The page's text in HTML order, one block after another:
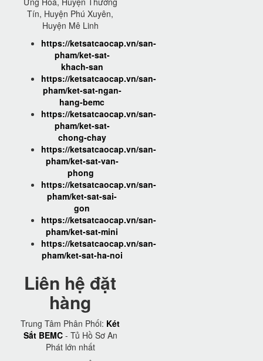
Tín, Huyện Phú Xuyên,
Huyện Mê Linh
https://ketsatcaocap.vn/san-
pham/ket-sat-
khach-san
https://ketsatcaocap.vn/san-
pham/ket-sat-ngan-
hang-bemc
https://ketsatcaocap.vn/san-
pham/ket-sat-
chong-chay
https://ketsatcaocap.vn/san-
pham/ket-sat-van-
phong
https://ketsatcaocap.vn/san-
pham/ket-sat-sai-
gon
https://ketsatcaocap.vn/san-
pham/ket-sat-mini
https://ketsatcaocap.vn/san-
pham/ket-sat-ha-noi
Liên hệ đặt
hàng
Trung Tâm Phân Phối: Két
Sắt BEMC- Tủ Hồ Sơ An
Phát lớn nhất